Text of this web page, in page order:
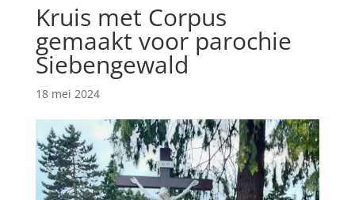
Kruis met Corpus
gemaakt voor parochie
Siebengewald
18 mei 2024